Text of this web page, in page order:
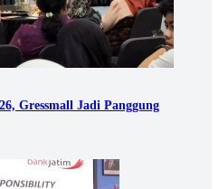
Gressmall Jadi Panggung